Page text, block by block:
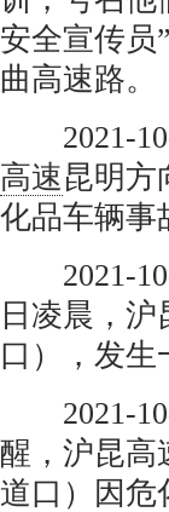
安全宣传员
曲高速路。
2021-10-
高速昆明方
化品车辆事
2021-10-
日凌晨，
口），发生
2021-10-
醒，沪昆高
道口）因危